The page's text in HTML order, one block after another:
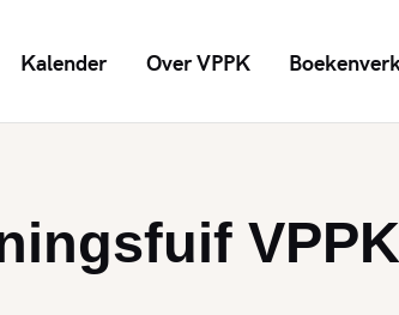
Kalender Over VPPK